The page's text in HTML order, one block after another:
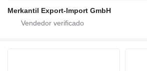
Merkantil Export-Import GmbH